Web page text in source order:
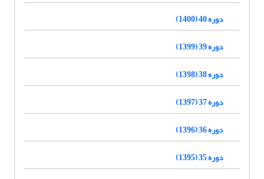
دوره 40 (1400)
دوره 39 (1399)
دوره 38 (1398)
دوره 37 (1397)
دوره 36 (1396)
دوره 35 (1395)